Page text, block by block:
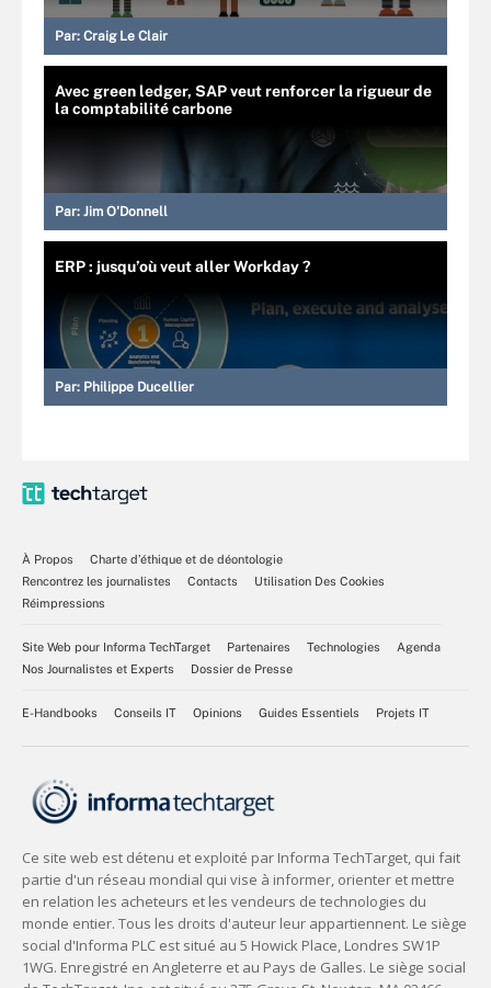
Par: Craig Le Clair
Avec green ledger, SAP veut renforcer la rigueur de
la comptabilité carbone
Par: Jim O'Donnell
ERP : jusqu’où veut aller Workday ?
Par: Philippe Ducellier
À Propos
Charte d’éthique et de déontologie
Rencontrez les journalistes
Contacts
Utilisation Des Cookies
Réimpressions
Site Web pour Informa TechTarget Partenaires Technologies
Agenda
Nos Journalistes et Experts
Dossier de Presse
E-Handbooks Conseils IT Opinions Guides Essentiels Projets IT